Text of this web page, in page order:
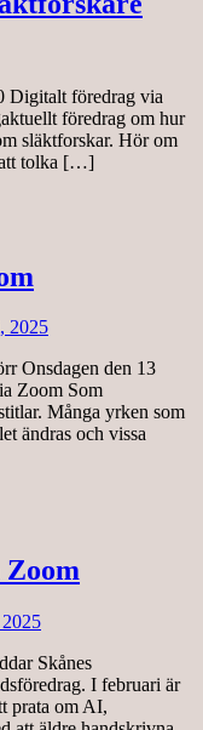
Digitalt föredrag via
föredrag om hur
släktforskar. Hör om
att tolka […]
2025
Onsdagen den 13
Zoom Som
Många yrken som
ändras och vissa
Zoom
Skånes
I februari är
prata om AI,